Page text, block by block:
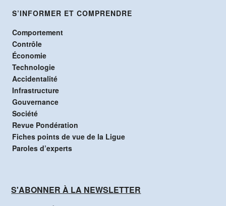
S’INFORMER ET COMPRENDRE
Comportement
Contrôle
Économie
Technologie
Accidentalité
Infrastructure
Gouvernance
Société
Revue Pondération
Fiches points de vue de la Ligue
Paroles d’experts
S'ABONNER À LA NEWSLETTER